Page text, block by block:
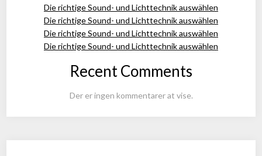
Die richtige Sound- und Lichttechnik auswählen
Die richtige Sound- und Lichttechnik auswählen
Die richtige Sound- und Lichttechnik auswählen
Die richtige Sound- und Lichttechnik auswählen
Recent Comments
Der er ingen kommentarer at vise.